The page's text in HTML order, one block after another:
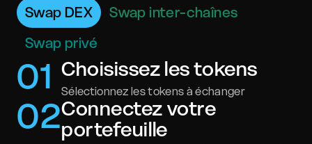
Swap DEX
Swap inter-chaînes
Swap privé
01 Choisissez les tokens
Sélectionnez les tokens à échanger
02Connectez votre
portefeuille